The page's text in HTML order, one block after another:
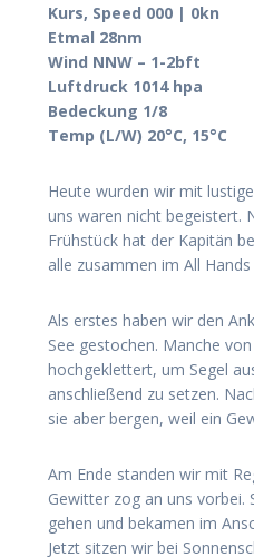
Kurs, Speed 000 | 0kn
Etmal 28nm
Wind NNW – 1-2bft
Luftdruck 1014 hpa
Bedeckung 1/8
Temp (L/W) 20°C, 15°C
Heute wurden wir mit
uns waren nicht begeistert.
Frühstück hat der Kapitän
alle zusammen im All Hands
Als erstes haben wir den
See gestochen. Manche
hochgeklettert, um Segel
anschließend zu setzen.
sie aber bergen, weil ein
Am Ende standen wir mit
Gewitter zog an uns vorbei.
gehen und bekamen im
Jetzt sitzen wir bei